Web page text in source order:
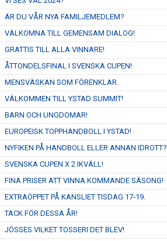
ÄR DU VÅR NYA FAMILJEMEDLEM?
VÄLKOMNA TILL GEMENSAM DIALOG!
GRATTIS TILL ALLA VINNARE!
ÅTTONDELSFINAL I SVENSKA CUPEN!
MENSVÄSKAN SOM FÖRENKLAR.
VÄLKOMMEN TILL YSTAD SUMMIT!
BARN OCH UNGDOMAR!
EUROPEISK TOPPHANDBOLL I YSTAD!
NYFIKEN PÅ HANDBOLL ELLER ANNAN IDROTT?
SVENSKA CUPEN X 2 IKVÄLL!
FINA PRISER ATT VINNA KOMMANDE SÄSONG!
EXTRAÖPPET PÅ KANSLIET TISDAG 17-19.
TACK FÖR DESSA ÅR!
JÖSSES VILKET TOSSERI DET BLEV!